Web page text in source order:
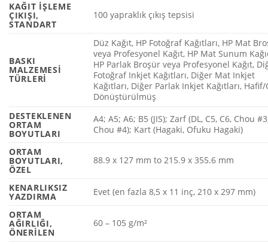
KAĞIT IŞLEME
ÇIKIŞI,
STANDART
100 yapraklık çıkış tepsisi
BASKI
MALZEMESI
TÜRLERI
Düz Kağıt, HP Fotoğraf Kağıtları, HP Mat
veya Profesyonel Kağıt, HP Mat Sunum
HP Parlak Broşür veya Profesyonel Kağıt,
Fotoğraf Inkjet Kağıtları, Diğer Mat Inkjet
Kağıtları, Diğer Parlak Inkjet Kağıtları,
Dönüştürülmüş
DESTEKLENEN
ORTAM
BOYUTLARI
A4; A5; A6; B5 (JIS); Zarf (DL, C5, C6, Chou
Chou #4); Kart (Hagaki, Ofuku Hagaki)
ORTAM
BOYUTLARI,
ÖZEL
88.9 x 127 mm to 215.9 x 355.6 mm
KENARLIKSIZ
YAZDIRMA
Evet (en fazla 8,5 x 11 inç, 210 x 297 mm)
ORTAM
AĞIRLIĞI,
ÖNERILEN
60 – 105 g/m²